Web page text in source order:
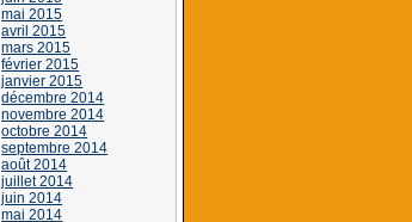
mai 2015
avril 2015
mars 2015
février 2015
janvier 2015
décembre 2014
novembre 2014
octobre 2014
septembre 2014
août 2014
juillet 2014
juin 2014
mai 2014